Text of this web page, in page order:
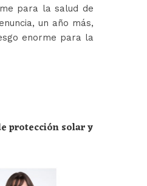
para la salud de
un año más,
enorme para la
protección solar y